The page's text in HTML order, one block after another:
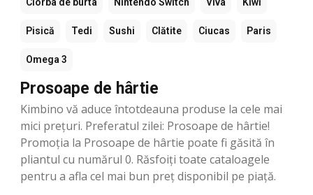
Pisică Tedi Sushi Clătite Ciucas Paris
Omega 3
Prosoape de hârtie
Kimbino vă aduce întotdeauna produse la cele mai
mici prețuri. Preferatul zilei: Prosoape de hârtie!
Promoția la Prosoape de hârtie poate fi găsită în
pliantul cu numărul 0. Răsfoiți toate cataloagele
pentru a afla cel mai bun preț disponibil pe piață.